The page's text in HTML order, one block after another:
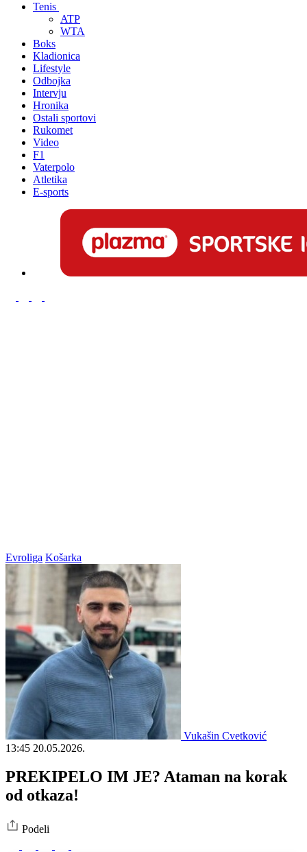
Tenis
ATP
WTA
Boks
Kladionica
Lifestyle
Odbojka
Intervju
Hronika
Ostali sportovi
Rukomet
Video
F1
Vaterpolo
Atletika
E-sports
Evroliga Košarka
Vukašin Cvetković
13:45 20.05.2026.
PREKIPELO IM JE? Ataman na korak
od otkaza!
Podeli